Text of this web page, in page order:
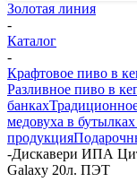
Золотая линия
-
Каталог
-
Крафтовое пиво в
Разливное пиво в
банках
медовуха в
продукция
-Дискавери ИПА
Galaxy 20л. ПЭТ